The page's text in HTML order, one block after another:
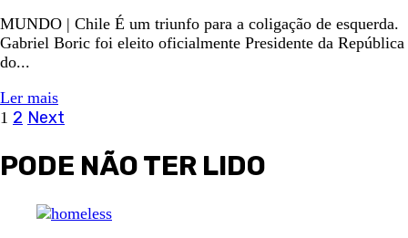
MUNDO | Chile É um triunfo para a coligação de esquerda.
Gabriel Boric foi eleito oficialmente Presidente da República
do...
Ler mais
Navegação
de
1 2 Next
PODE NÃO TER LIDO